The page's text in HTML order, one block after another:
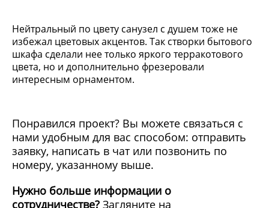
Нейтральный по цвету санузел с душем тоже не
избежал цветовых акцентов. Так створки бытового
шкафа сделали нее только яркого терракотового
цвета, но и дополнительно фрезеровали
интересным орнаментом.
Понравился проект? Вы можете связаться с
нами удобным для вас способом: отправить
заявку, написать в чат или позвонить по
номеру, указанному выше.
Нужно больше информации о
сотрудничестве? Загляните на